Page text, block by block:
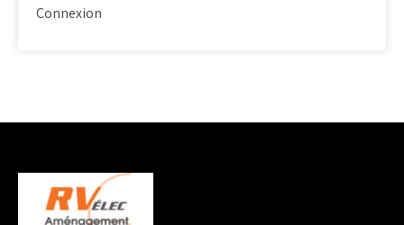
Connexion